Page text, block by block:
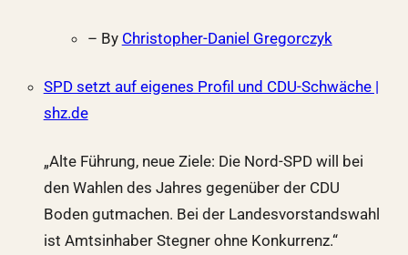
– By Christopher-Daniel Gregorczyk
SPD setzt auf eigenes Profil und CDU-Schwäche |
shz.de
„Alte Führung, neue Ziele: Die Nord-SPD will bei
den Wahlen des Jahres gegenüber der CDU
Boden gutmachen. Bei der Landesvorstandswahl
ist Amtsinhaber Stegner ohne Konkurrenz.“